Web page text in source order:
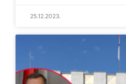
25.12.2023.